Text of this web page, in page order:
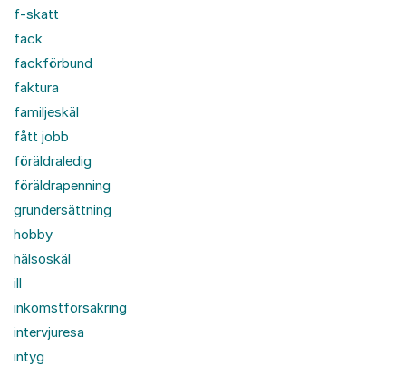
f-skatt
fack
fackförbund
faktura
familjeskäl
fått jobb
föräldraledig
föräldrapenning
grundersättning
hobby
hälsoskäl
ill
inkomstförsäkring
intervjuresa
intyg